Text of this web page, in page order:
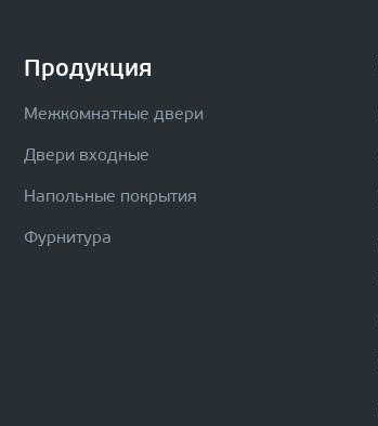
Продукция
Межкомнатные двери
Двери входные
Напольные покрытия
Фурнитура